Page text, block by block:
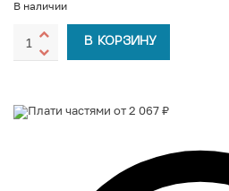
В наличии
В КОРЗИНУ
Плати частями от 2 067 ₽